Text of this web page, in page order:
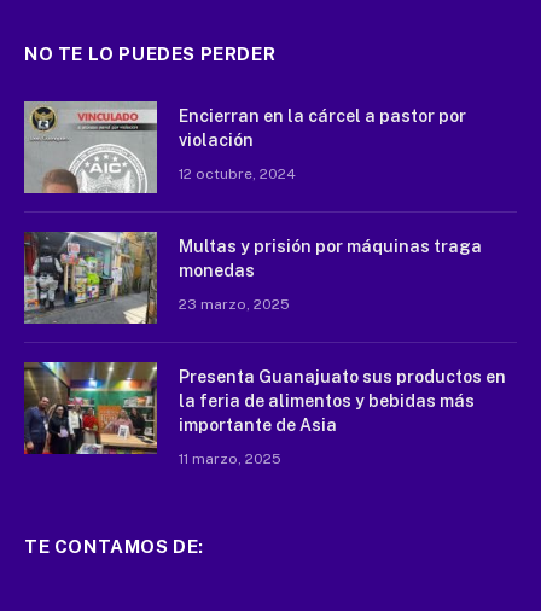
NO TE LO PUEDES PERDER
Encierran en la cárcel a pastor por
violación
12 octubre, 2024
Multas y prisión por máquinas traga
monedas
23 marzo, 2025
Presenta Guanajuato sus productos en
la feria de alimentos y bebidas más
importante de Asia
11 marzo, 2025
TE CONTAMOS DE: